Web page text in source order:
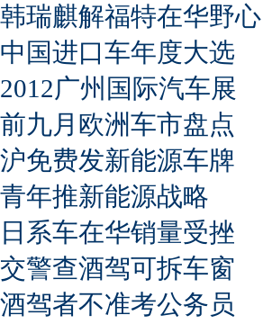
韩瑞麒解福特在华野心
中国进口车年度大选
2012广州国际汽车展
前九月欧洲车市盘点
沪免费发新能源车牌
青年推新能源战略
日系车在华销量受挫
交警查酒驾可拆车窗
酒驾者不准考公务员